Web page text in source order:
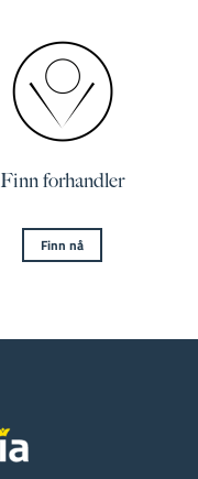
Finn forhandler
Finn nå